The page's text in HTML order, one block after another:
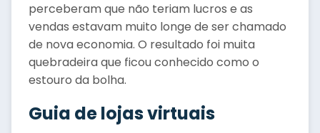
perceberam que não teriam lucros e as
vendas estavam muito longe de ser chamado
de nova economia. O resultado foi muita
quebradeira que ficou conhecido como o
estouro da bolha.
Guia de lojas virtuais